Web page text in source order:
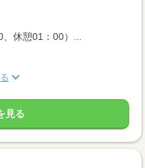
休憩01：00）...
見る